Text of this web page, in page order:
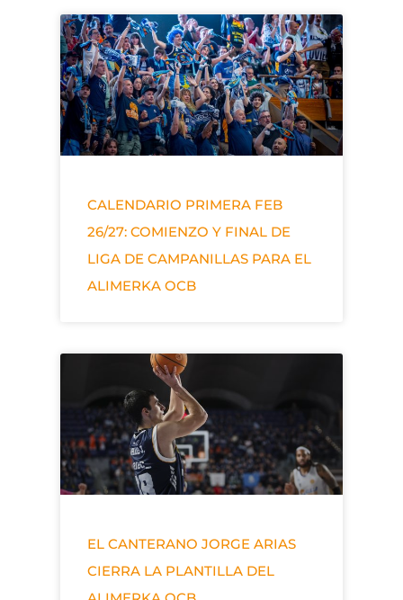
CALENDARIO PRIMERA FEB
26/27: COMIENZO Y FINAL DE
LIGA DE CAMPANILLAS PARA EL
ALIMERKA OCB
EL CANTERANO JORGE ARIAS
CIERRA LA PLANTILLA DEL